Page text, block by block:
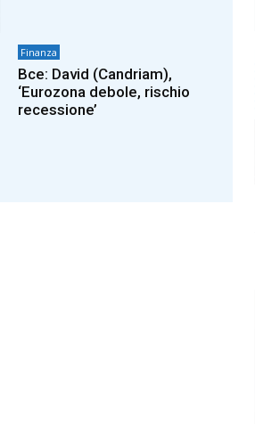
Finanza
Bce: David (Candriam),
‘Eurozona debole, rischio
recessione’